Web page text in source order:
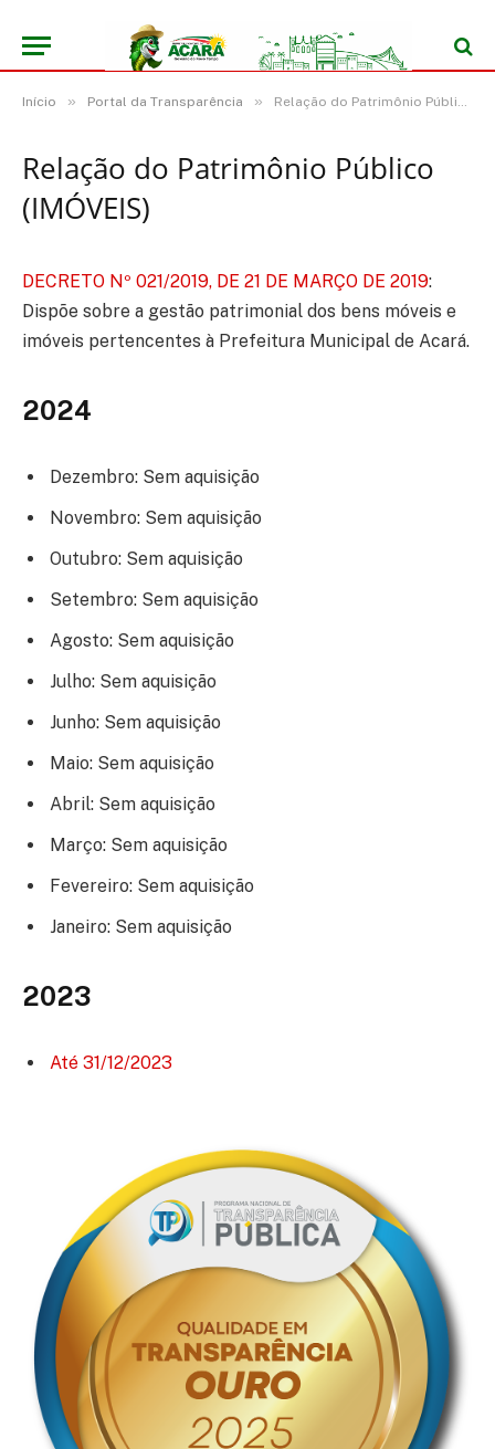
Início » Portal da Transparência » Relação do Patrimônio Público (IMÓVEIS)
Relação do Patrimônio Público
(IMÓVEIS)
DECRETO Nº 021/2019, DE 21 DE MARÇO DE 2019:
Dispõe sobre a gestão patrimonial dos bens móveis e
imóveis pertencentes à Prefeitura Municipal de Acará.
2024
Dezembro: Sem aquisição
Novembro: Sem aquisição
Outubro: Sem aquisição
Setembro: Sem aquisição
Agosto: Sem aquisição
Julho: Sem aquisição
Junho: Sem aquisição
Maio: Sem aquisição
Abril: Sem aquisição
Março: Sem aquisição
Fevereiro: Sem aquisição
Janeiro: Sem aquisição
2023
Até 31/12/2023